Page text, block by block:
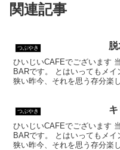
関連記事
つぶやき 脱
ひいじいCAFEでございます
BARです。 とはいってもメ
狭い昨今、それを思う存分楽
つぶやき
ひいじいCAFEでございます
BARです。 とはいってもメ
狭い昨今、それを思う存分楽